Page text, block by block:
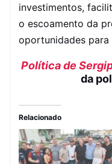
investimentos,
o escoamento da
oportunidades para
Política de
da
Relacionado